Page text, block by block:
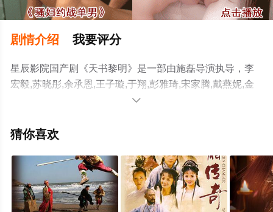
剧情介绍 我要评分
星辰影院国产剧《天书黎明》是一部由施磊导演执导，李
宏毅,苏晓彤,余承恩,王子璇,于翔,彭雅琦,宋家腾,戴燕妮,金
珈,钱波,高冬平等明星演员精彩演绎的中国大陆电视剧，大
完整版电视剧全集就上星辰电影网，热播电视剧提前免费
网等平台了解。

猜你喜欢